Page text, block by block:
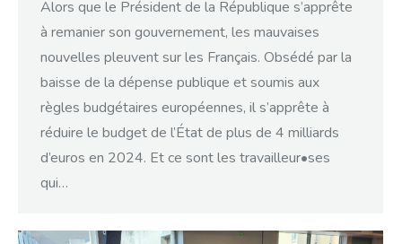
Alors que le Président de la République s’apprête
à remanier son gouvernement, les mauvaises
nouvelles pleuvent sur les Français. Obsédé par la
baisse de la dépense publique et soumis aux
règles budgétaires européennes, il s’apprête à
réduire le budget de l’État de plus de 4 milliards
d’euros en 2024. Et ce sont les travailleur•ses
qui…